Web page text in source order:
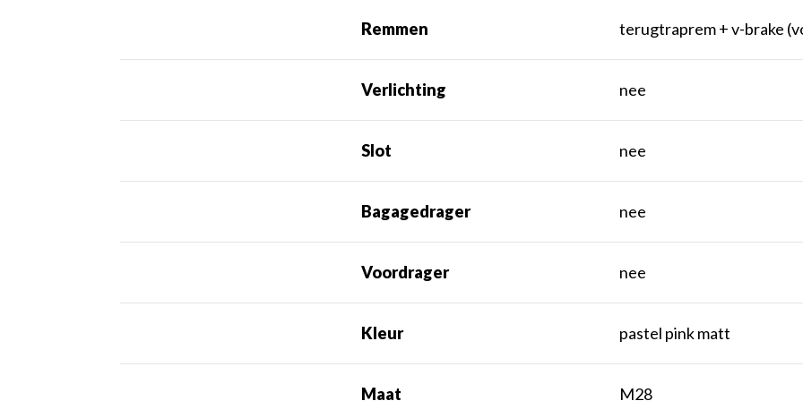
Remmen terugtraprem + v-brake
Verlichting nee
Slot nee
Bagagedrager nee
Voordrager nee
Kleur pastel pink matt
Maat M28